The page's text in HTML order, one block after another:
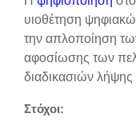
υιοθέτηση
την απλοποίηση
αφοσίωσης των
διαδικασιών
Στόχοι: